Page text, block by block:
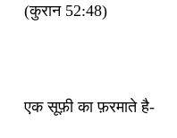
(कुरान 52:48)
एक सूफ़ी का फ़रमाते है-